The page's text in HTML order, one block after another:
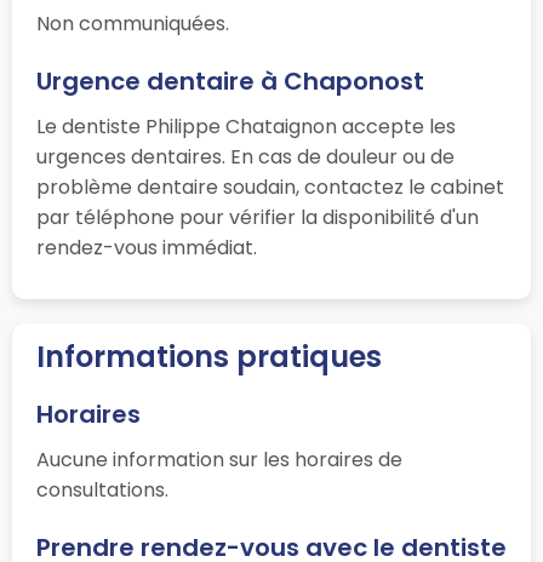
Non communiquées.
Urgence dentaire à Chaponost
Le dentiste Philippe Chataignon accepte les
urgences dentaires. En cas de douleur ou de
problème dentaire soudain, contactez le cabinet
par téléphone pour vérifier la disponibilité d'un
rendez-vous immédiat.
Informations pratiques
Horaires
Aucune information sur les horaires de
consultations.
Prendre rendez-vous avec le dentiste